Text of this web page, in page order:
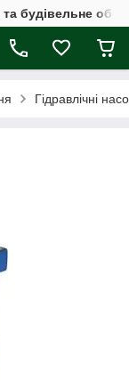
та будівельне
Гідравлічні